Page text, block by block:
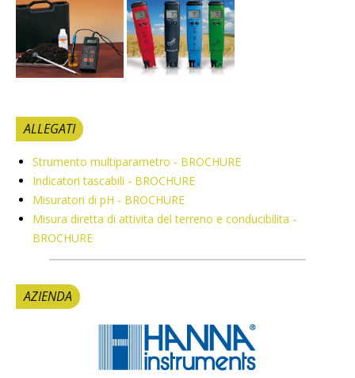
ALLEGATI
Strumento multiparametro - BROCHURE
Indicatori tascabili - BROCHURE
Misuratori di pH - BROCHURE
Misura diretta di attivita del terreno e conducibilita -
BROCHURE
AZIENDA